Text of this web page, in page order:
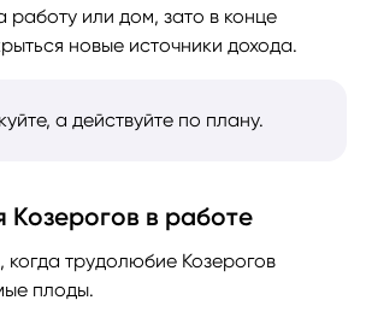
работу или дом, зато в конце
новые источники дохода.
а действуйте по плану.
Козерогов в работе
трудолюбие Козерогов
плоды.